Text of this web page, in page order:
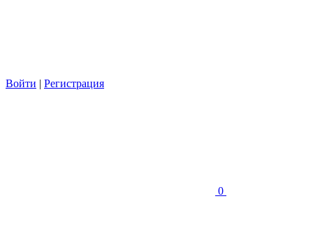
Войти | Регистрация
0